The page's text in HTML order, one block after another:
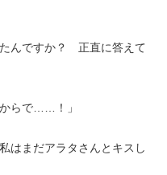
んですか？ 正直に答えて
からで……！」
はまだアラタさんとキスし